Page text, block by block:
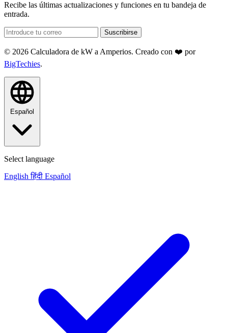
Recibe las últimas actualizaciones y funciones en tu bandeja de
entrada.
Suscribirse
© 2026 Calculadora de kW a Amperios. Creado con ❤️ por
BigTechies.
Español
Select language
English हिंदी Español